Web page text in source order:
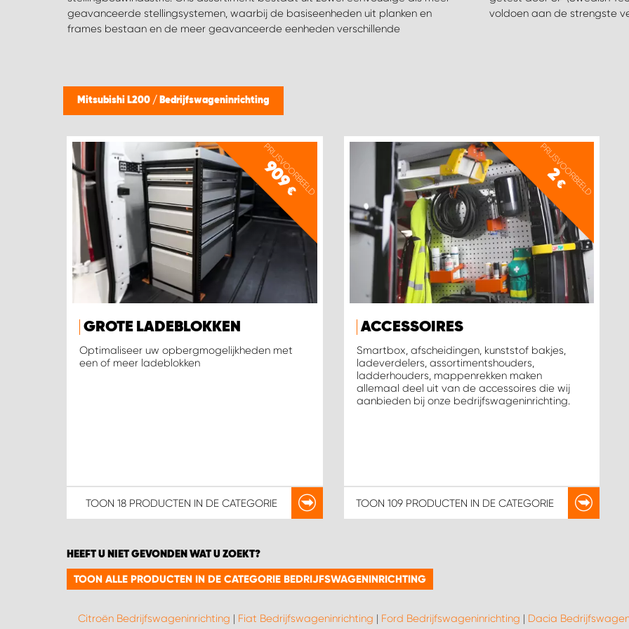
geavanceerde stellingsystemen, waarbij de basiseenheden uit planken en
frames bestaan en de meer geavanceerde eenheden verschillende
voldoen aan de strengste
Mitsubishi L200 / Bedrijfswageninrichting
PRIJSVOORBEELD
909
€
GROTE LADEBLOKKEN
Optimaliseer uw opbergmogelijkheden met
een of meer ladeblokken
TOON 18 PRODUCTEN IN DE CATEGORIE
PRIJSVOORBEELD
2
€
ACCESSOIRES
Smartbox, afscheidingen, kunststof bakjes,
ladeverdelers, assortimentshouders,
ladderhouders, mappenrekken maken
allemaal deel uit van de accessoires die wij
aanbieden bij onze bedrijfswageninrichting.
TOON109 PRODUCTEN IN DE CATEGORIE
HEEFT U NIET GEVONDEN WAT U ZOEKT?
TOON ALLE PRODUCTEN IN DE CATEGORIE BEDRIJFSWAGENINRICHTING
Citroën Bedrijfswageninrichting | Fiat Bedrijfswageninrichting | Ford Bedrijfswageninrichting | Dacia